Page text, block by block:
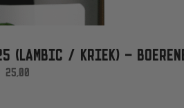
(LAMBIC / KRIEK) –
25,00